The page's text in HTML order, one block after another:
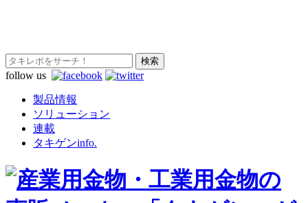
follow us
製品情報
ソリューション
連載
タキゲンinfo.